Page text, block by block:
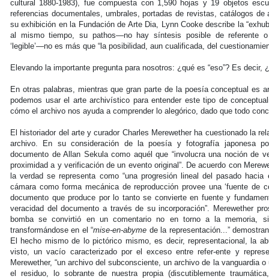
cultural 1880-1983), fue compuesta con 1,590 hojas y 19 objetos
referencias documentales, umbrales, portadas de revistas, catálogos
su exhibición en la Fundación de Arte Dia, Lynn Cooke describe la
al mismo tiempo, su pathos—no hay síntesis posible de referente
‘legible’—no es más que “la posibilidad, aun cualificada, del
Elevando la importante pregunta para nosotros: ¿qué es “eso”? Es decir,
En otras palabras, mientras que gran parte de la poesía conceptual es
podemos usar el arte archivístico para entender este tipo de
cómo el archivo nos ayuda a comprender lo alegórico, dado que todo
El historiador del arte y curador Charles Merewether ha cuestionado la
archivo. En su consideración de la poesía y fotografía japonesa
documento de Allan Sekula como aquél que “involucra una noción de
proximidad a y verificación de un evento original”. De acuerdo con
la verdad se representa como “una progresión lineal del pasado
cámara como forma mecánica de reproducción provee una ‘fuente de
documento que produce por lo tanto se convierte en fuente y
veracidad del documento a través de su incorporación”. Merewether
bomba se convirtió en un comentario no en torno a la memoria,
transformándose en el “mise-en-abyme de la representación...”
El hecho mismo de lo pictórico mismo, es decir, representacional, la
visto, un vacío caracterizado por el exceso entre refer-ente y
Merewether, “un archivo del subconsciente, un archivo de la vanguardia
el residuo, lo sobrante de nuestra propia (discutiblemente